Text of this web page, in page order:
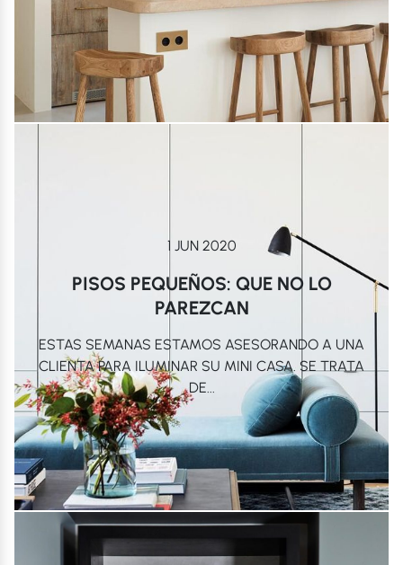
1 JUN 2020
PISOS PEQUEÑOS: QUE NO LO
PAREZCAN
ESTAS SEMANAS ESTAMOS ASESORANDO A UNA
CLIENTA PARA ILUMINAR SU MINI CASA. SE TRATA
DE...